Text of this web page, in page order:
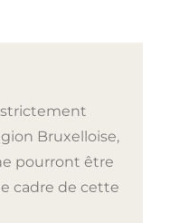
Bruxelloise,
pourront être
cadre de cette